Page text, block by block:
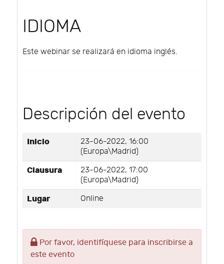
IDIOMA
Este webinar se realizará en idioma inglés.
Descripción del evento
Inicio
23-06-2022, 16:00
(Europa\Madrid)
Clausura
23-06-2022, 17:00
(Europa\Madrid)
Lugar Online
Por favor, identifíquese para inscribirse a
este evento